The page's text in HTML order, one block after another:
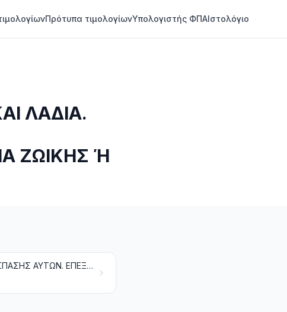
Πρότυπα τιμολογίωνΥπολογιστής ΦΠΑΙστολόγιο
ΛΑΔΙΑ.
ΖΩΙΚΗΣ Ή
ΖΩΙΚΑ, ΦΥΤΙΚΑ Ή ΜΙΚΡΟΒΙΑΚΑ ΛΙΠΗ ΚΑΙ ΛΑΔΙΑ. ΠΡΟΪΟΝΤΑ ΤΗΣ ΔΙΑΣΠΑΣΗΣ ΑΥΤΩΝ. ΕΠΕΞΕΡΓΑΣΜΕΝΑ ΒΡΩΣΙΜΑ ΛΙΠΗ. ΚΕΡΙΑ ΖΩΙΚΗΣ Ή ΦΥΤΙΚΗΣ ΠΡΟΕΛΕΥΣΗΣ